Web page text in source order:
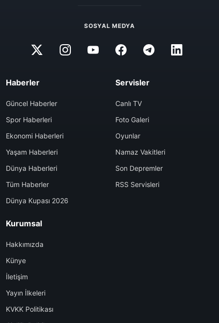
SOSYAL MEDYA
Haberler
Güncel Haberler
Spor Haberleri
Ekonomi Haberleri
Yaşam Haberleri
Dünya Haberleri
Tüm Haberler
Dünya Kupası 2026
Servisler
Canlı TV
Foto Galeri
Oyunlar
Namaz Vakitleri
Son Depremler
RSS Servisleri
Kurumsal
Hakkımızda
Künye
İletişim
Yayın İlkeleri
KVKK Politikası